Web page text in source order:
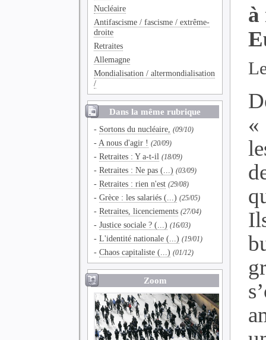
Nucléaire
Antifascisme / fascisme / extrême-
droite
Retraites
Allemagne
Mondialisation / altermondialisation
/
Dans la même rubrique
- Sortons du nucléaire, (09/10)
- A nous d'agir ! (20/09)
-Retraites : Y a-t-il (18/09)
-Retraites : Ne pas (...) (03/09)
-Retraites : rien n'est (29/08)
-Grèce : les salariés (...) (25/05)
-Retraites, licenciements (27/04)
-Justice sociale ? (...) (16/03)
-L'identité nationale (...) (19/01)
-Chaos capitaliste (...) (01/12)
Zoom
à
«